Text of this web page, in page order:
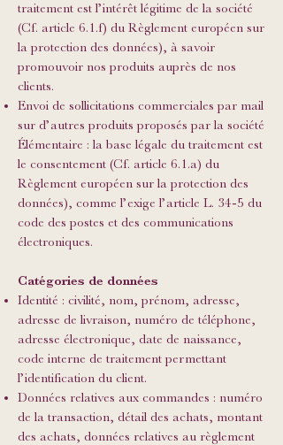
traitement est l’intérêt légitime de la société
(Cf. article 6.1.f) du Règlement européen sur
la protection des données), à savoir
promouvoir nos produits auprès de nos
clients.
Envoi de sollicitations commerciales par mail
sur d’autres produits proposés par la société
Élémentaire : la base légale du traitement est
le consentement (Cf. article 6.1.a) du
Règlement européen sur la protection des
données), comme l’exige l’article L. 34-5 du
code des postes et des communications
électroniques.
Catégories de données
Identité : civilité, nom, prénom, adresse,
adresse de livraison, numéro de téléphone,
adresse électronique, date de naissance,
code interne de traitement permettant
l’identification du client.
Données relatives aux commandes : numéro
de la transaction, détail des achats, montant
des achats, données relatives au règlement